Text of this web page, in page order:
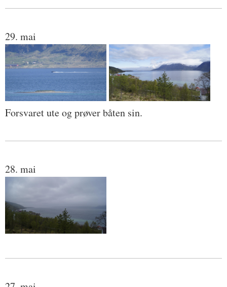
29. mai
Forsvaret ute og prøver båten sin.
28. mai